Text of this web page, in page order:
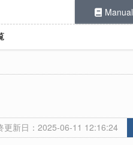
Manual
更新日：2025-06-11 12:16:24